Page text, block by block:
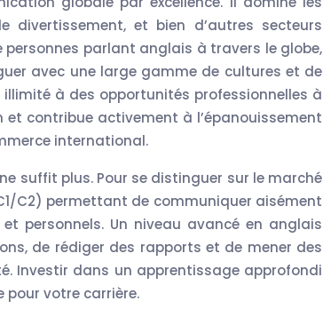
divertissement, et bien d’autres secteurs
personnes parlant anglais à travers le globe,
avec une large gamme de cultures et de
à des opportunités professionnelles à
et contribue activement à l’épanouissement
international.
suffit plus. Pour se distinguer sur le marché
C2) permettant de communiquer aisément
personnels. Un niveau avancé en anglais
de rédiger des rapports et de mener des
Investir dans un apprentissage approfondi
pour votre carrière.